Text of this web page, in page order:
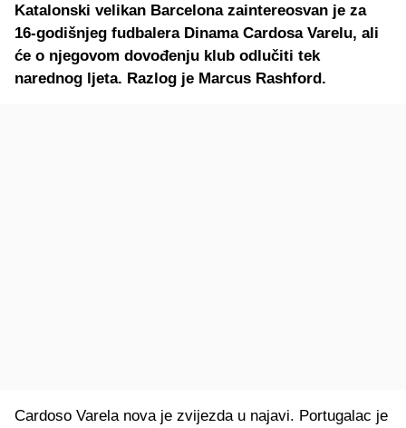
Katalonski velikan Barcelona zaintereosvan je za
16-godišnjeg fudbalera Dinama Cardosa Varelu, ali
će o njegovom dovođenju klub odlučiti tek
narednog ljeta. Razlog je Marcus Rashford.
Cardoso Varela nova je zvijezda u najavi. Portugalac je